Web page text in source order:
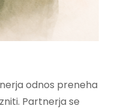
odnos preneha
Partnerja se